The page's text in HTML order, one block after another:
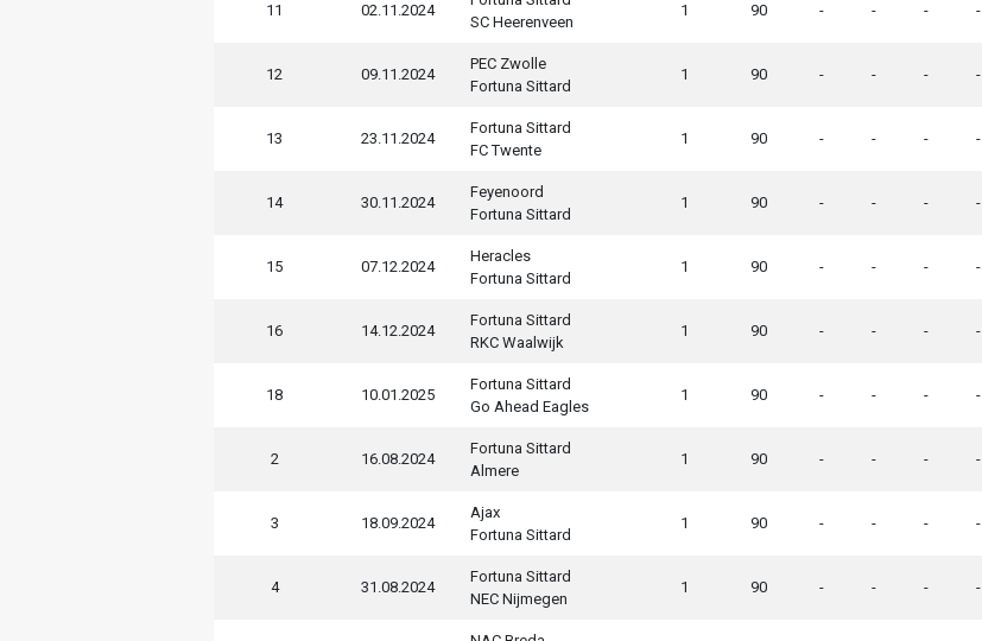
11 02.11.2024
SC Heerenveen
1 90 - - - -
12 09.11.2024
PEC Zwolle
Fortuna Sittard
1 90 - - - -
13 23.11.2024
Fortuna Sittard
FC Twente
1 90 - - - -
14 30.11.2024
Feyenoord
Fortuna Sittard
1 90 - - - -
15 07.12.2024
Heracles
Fortuna Sittard
1 90 - - - -
16 14.12.2024
Fortuna Sittard
RKC Waalwijk
1 90 - - - -
18 10.01.2025
Fortuna Sittard
Go Ahead Eagles
1 90 - - - -
2 16.08.2024
Fortuna Sittard
Almere
1 90 - - - -
3 18.09.2024
Ajax
Fortuna Sittard
1 90 - - - -
4 31.08.2024
Fortuna Sittard
NEC Nijmegen
1 90 - - - -